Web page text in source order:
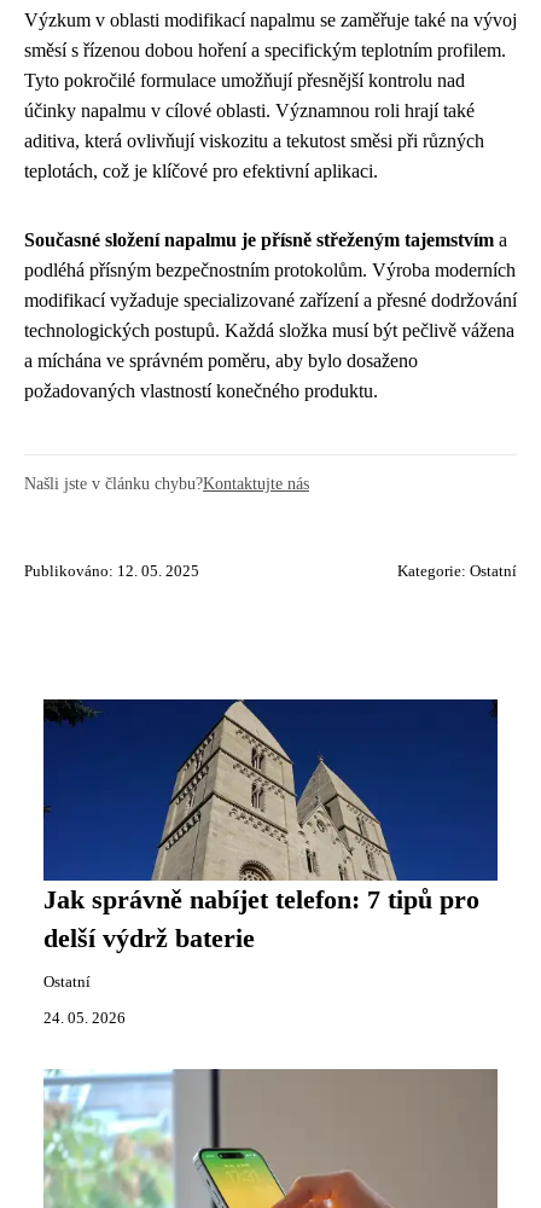
Výzkum v oblasti modifikací napalmu se zaměřuje také na vývoj
směsí s řízenou dobou hoření a specifickým teplotním profilem.
Tyto pokročilé formulace umožňují přesnější kontrolu nad
účinky napalmu v cílové oblasti. Významnou roli hrají také
aditiva, která ovlivňují viskozitu a tekutost směsi při různých
teplotách, což je klíčové pro efektivní aplikaci.
Současné složení napalmu je přísně střeženým tajemstvím a
podléhá přísným bezpečnostním protokolům. Výroba moderních
modifikací vyžaduje specializované zařízení a přesné dodržování
technologických postupů. Každá složka musí být pečlivě vážena
a míchána ve správném poměru, aby bylo dosaženo
požadovaných vlastností konečného produktu.
Našli jste v článku chybu?Kontaktujte nás
Publikováno: 12. 05. 2025 Kategorie: Ostatní
Jak správně nabíjet telefon: 7 tipů pro
delší výdrž baterie
Ostatní
24. 05. 2026